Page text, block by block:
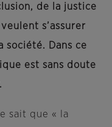
de la justice
s’assurer
société. Dans ce
est sans doute
sait que « la